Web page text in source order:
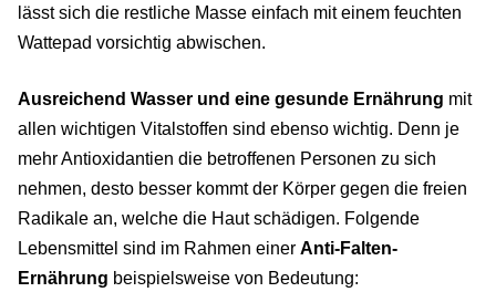
lässt sich die restliche Masse einfach mit einem feuchten
Wattepad vorsichtig abwischen.
Ausreichend Wasser und eine gesunde Ernährung mit
allen wichtigen Vitalstoffen sind ebenso wichtig. Denn je
mehr Antioxidantien die betroffenen Personen zu sich
nehmen, desto besser kommt der Körper gegen die freien
Radikale an, welche die Haut schädigen. Folgende
Lebensmittel sind im Rahmen einer Anti-Falten-
Ernährung beispielsweise von Bedeutung: